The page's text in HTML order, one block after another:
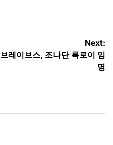
Next:
브레이브스, 조나단 록로이 임
명